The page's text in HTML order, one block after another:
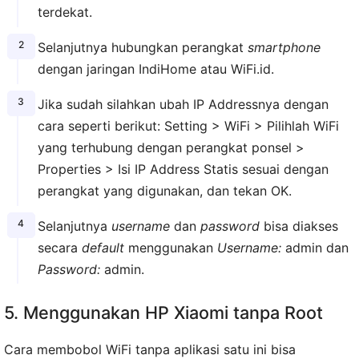
terdekat.
Selanjutnya hubungkan perangkat smartphone
dengan jaringan IndiHome atau WiFi.id.
Jika sudah silahkan ubah IP Addressnya dengan
cara seperti berikut: Setting > WiFi > Pilihlah WiFi
yang terhubung dengan perangkat ponsel >
Properties > Isi IP Address Statis sesuai dengan
perangkat yang digunakan, dan tekan OK.
Selanjutnya usernamedan passwordbisa diakses
secara defaultmenggunakan Username:admin dan
Password:admin.
5. Menggunakan HP Xiaomi tanpa Root
Cara membobol WiFi tanpa aplikasi satu ini bisa